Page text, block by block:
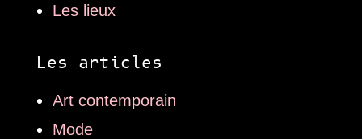
Les lieux
Les articles
Art contemporain
Mode